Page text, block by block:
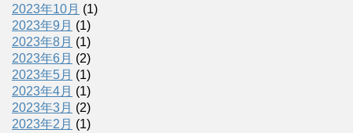
2023年10月 (1)
2023年9月 (1)
2023年8月 (1)
2023年6月 (2)
2023年5月 (1)
2023年4月 (1)
2023年3月 (2)
2023年2月 (1)